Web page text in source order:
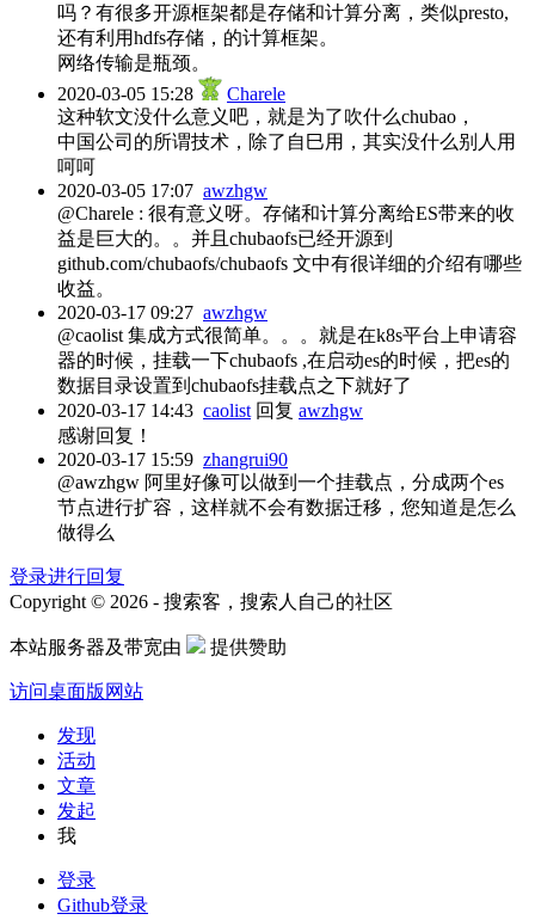
吗？有很多开源框架都是存储和计算分离，类似presto,
还有利用hdfs存储，的计算框架。
网络传输是瓶颈。
2020-03-05 15:28
Charele
这种软文没什么意义吧，就是为了吹什么chubao，
中国公司的所谓技术，除了自巳用，其实没什么别人用
呵呵
2020-03-05 17:07 awzhgw
@Charele : 很有意义呀。存储和计算分离给ES带来的收
益是巨大的。。并且chubaofs已经开源到
github.com/chubaofs/chubaofs 文中有很详细的介绍有哪些
收益。
2020-03-17 09:27 awzhgw
@caolist 集成方式很简单。。。就是在k8s平台上申请容
器的时候，挂载一下chubaofs ,在启动es的时候，把es的
数据目录设置到chubaofs挂载点之下就好了
2020-03-17 14:43 caolist 回复 awzhgw
感谢回复！
2020-03-17 15:59 zhangrui90
@awzhgw 阿里好像可以做到一个挂载点，分成两个es
节点进行扩容，这样就不会有数据迁移，您知道是怎么
做得么
登录进行回复
Copyright © 2026 - 搜索客，搜索人自己的社区
本站服务器及带宽由 提供赞助
访问桌面版网站
发现
活动
文章
发起
我
登录
Github登录